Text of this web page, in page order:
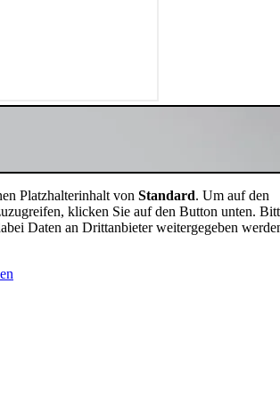
Platzhalterinhalt von Standard. Um auf den
klicken Sie auf den Button unten.
Daten an Drittanbieter weitergegeben